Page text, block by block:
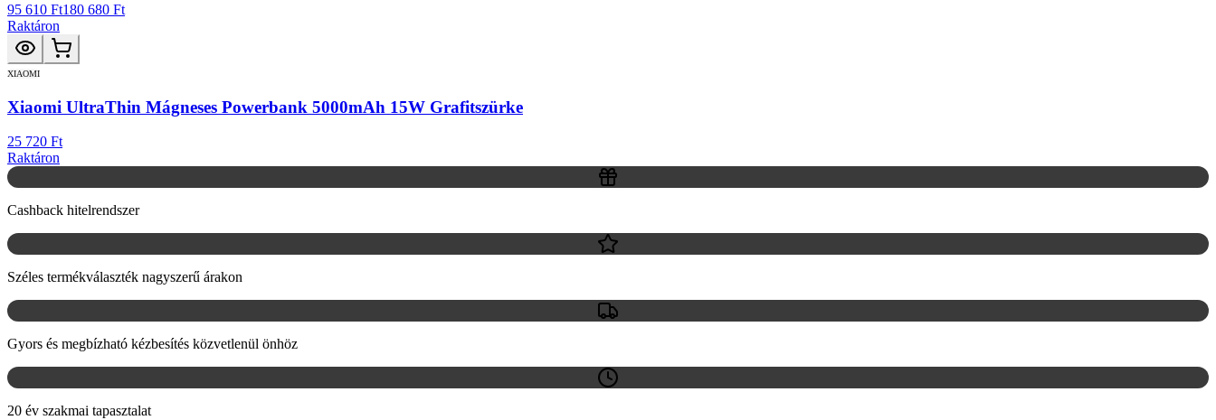
95 610 Ft180 680 Ft
Raktáron
XIAOMI
Xiaomi UltraThin Mágneses Powerbank 5000mAh 15W Grafitszürke
25 720 Ft
Raktáron
Cashback hitelrendszer
Széles termékválaszték nagyszerű árakon
Gyors és megbízható kézbesítés közvetlenül önhöz
20 év szakmai tapasztalat